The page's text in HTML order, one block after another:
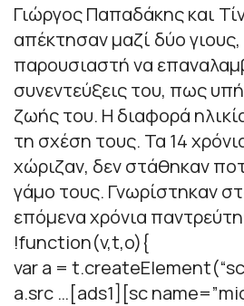
Γιώργος Παπαδάκης και
απέκτησαν μαζί δύο
παρουσιαστή να
συνεντεύξεις του, πως
ζωής του. Η διαφορά
τη σχέση τους. Τα 14
χώριζαν, δεν στάθηκαν
γάμο τους. Γνωρίστηκαν
επόμενα χρόνια
!function(v,t,o){
var a =
a.src …[ads1][sc